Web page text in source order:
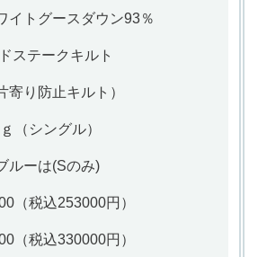
イトグースダウン93％
ステークキルト
防止キルト）
（シングル）
ルーは(Sのみ)
（税込253000円）
（税込330000円）